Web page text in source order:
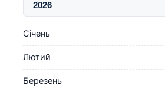
Січень
Лютий
Березень